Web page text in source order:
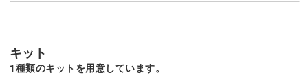
キット
1種類のキットを用意しています。